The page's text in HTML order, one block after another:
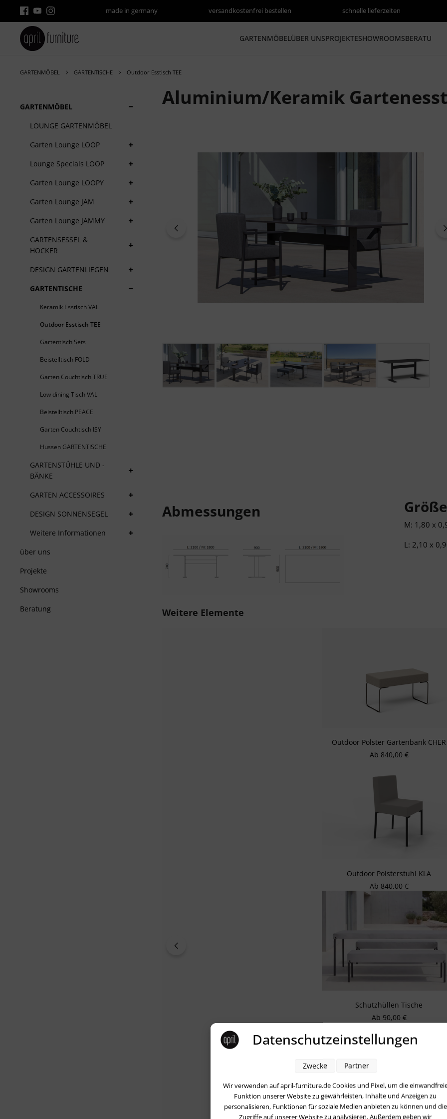
made in germany versandkostenfrei bestellen schnelle lieferzeiten
GARTENMÖBELÜBER UNSPROJEKTESHOWROOMSBERATUNG
GARTENMÖBEL GARTENTISCHE Outdoor Esstisch TEE
GARTENMÖBEL
LOUNGE GARTENMÖBEL
Garten Lounge LOOP
+
Lounge Specials LOOP +
Garten Lounge LOOPY +
Garten Lounge JAM +
Garten Lounge JAMMY +
GARTENSESSEL &
HOCKER
DESIGN GARTENLIEGEN +
GARTENTISCHE
Keramik Esstisch VAL
Outdoor Esstisch TEE
Gartentisch Sets
Beistelltisch FOLD
Garten Couchtisch TRUE
Low dining Tisch VAL
Beistelltisch PEACE
Garten Couchtisch ISY
Hussen GARTENTISCHE
GARTENSTÜHLE UND -
BÄNKE
GARTEN ACCESSOIRES +
DESIGN SONNENSEGEL +
Weitere Informationen +
über uns
Projekte
Showrooms
Beratung
Aluminium/Keramik
Abmessungen
M: 1,80 x
L: 2,10 x
Produktgalerie überspringen
Weitere Elemente
Outdoor Polster Gartenbank CHER
Regulärer Preis:
Ab 840,00 €
Outdoor Polsterstuhl KLA
Regulärer Preis:
Ab 840,00 €
Schutzhüllen Tische
Regulärer Preis:
Ab 90,00 €
Datenschutzeinstellungen
Wir verwenden auf april-furniture.de Cookies und Pixel, um die
Funktion unserer Website zu gewährleisten, Inhalte und Anzeigen zu
personalisieren, Funktionen für soziale Medien anbieten zu können und die
Zugriffe auf unserer Website zu analysieren. Außerdem geben wir
Zwecke Partner